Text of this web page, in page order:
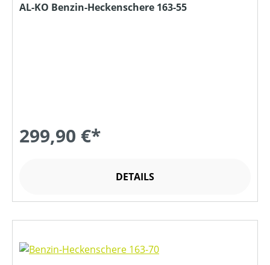
AL-KO Benzin-Heckenschere 163-55
299,90 €*
DETAILS